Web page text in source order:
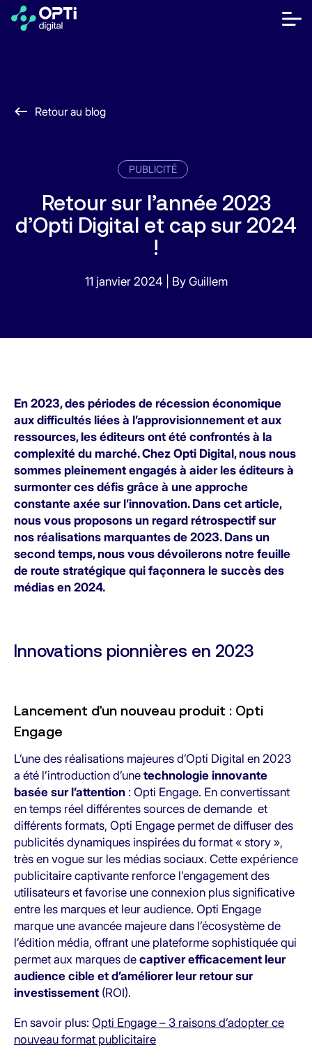
Aller
contenu
Contactez-nous
FR
Retour au blog
PUBLICITÉ
Retour sur l’année 2023
d’Opti Digital et cap sur 2024
!
11 janvier 2024 By Guillem
En 2023, des périodes de récession économique
aux difficultés liées à l’approvisionnement et aux
ressources, les éditeurs ont été confrontés à la
complexité du marché. Chez Opti Digital, nous nous
sommes pleinement engagés à aider les éditeurs à
surmonter ces défis grâce à une approche
constante axée sur l’innovation. Dans cet article,
nous vous proposons un regard rétrospectif sur
nos réalisations marquantes de 2023. Dans un
second temps, nous vous dévoilerons notre feuille
de route stratégique qui façonnera le succès des
médias en 2024.
Innovations pionnières en 2023
Lancement d’un nouveau produit : Opti
Engage
L’une des réalisations majeures d’Opti Digital en 2023
a été l’introduction d’une technologie innovante
basée sur l’attention : Opti Engage. En convertissant
en temps réel différentes sources de demande et
différents formats, Opti Engage permet de diffuser des
publicités dynamiques inspirées du format « story »,
très en vogue sur les médias sociaux. Cette expérience
publicitaire captivante renforce l’engagement des
utilisateurs et favorise une connexion plus significative
entre les marques et leur audience. Opti Engage
marque une avancée majeure dans l’écosystème de
l’édition média, offrant une plateforme sophistiquée qui
permet aux marques de captiver efficacement leur
audience cible et d’améliorer leur retour sur
investissement (ROI).
En savoir plus: Opti Engage – 3 raisons d’adopter ce
nouveau format publicitaire